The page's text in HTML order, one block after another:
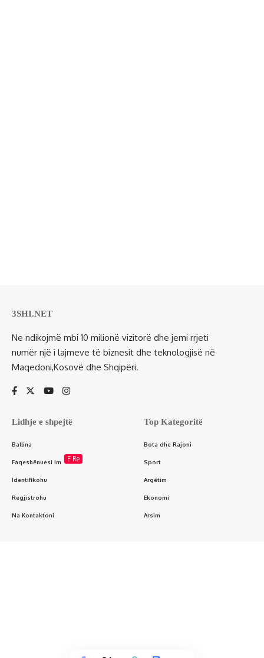
3SHI.NET
Ne ndikojmë mbi 10 milionë vizitorë dhe jemi rrjeti
numër një i lajmeve të biznesit dhe teknologjisë në
Maqedoni,Kosovë dhe Shqipëri.
Lidhje e shpejtë
Ballina
Faqeshënuesi im E Re
Identifikohu
Regjistrohu
Na Kontaktoni
Top Kategoritë
Bota dhe Rajoni
Sport
Argëtim
Ekonomi
Arsim